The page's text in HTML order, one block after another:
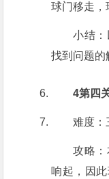
球门移走，
小结：
找到问题的
4第四
难度：
攻略
响起，因